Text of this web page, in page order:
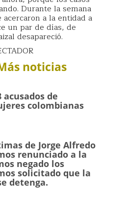
Durante la semana
acercaron a la entidad a
un par de días, de
desapareció.
noticias
de
colombianas
de Jorge Alfredo
renunciado a la
negado los
solicitado que la
detenga.